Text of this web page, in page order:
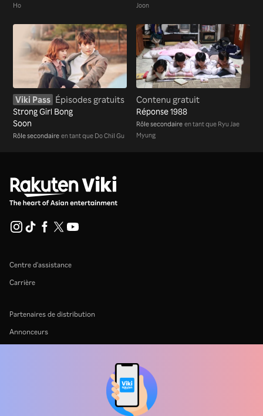
Ho
Joon
Viki Pass Épisodes gratuits
Strong Girl Bong
Soon
Rôle secondaire en tant que Do Chil Gu
Contenu gratuit
Réponse 1988
Rôle secondaire en tant que Ryu Jae
Myung
Centre d'assistance
Carrière
Partenaires de distribution
Annonceurs